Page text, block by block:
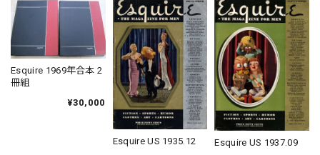
Esquire 1969年合本 2
冊組
¥30,000
Esquire US 1935.12
Esquire US 1937.09